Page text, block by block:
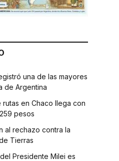
una de las mayores
de Argentina
en Chaco llega con
pesos
al rechazo contra la
Tierras
Presidente Milei es